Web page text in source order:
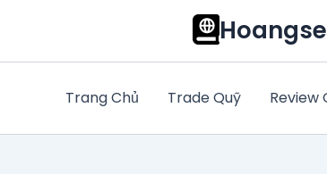
Trang Chủ Trade Quỹ Review